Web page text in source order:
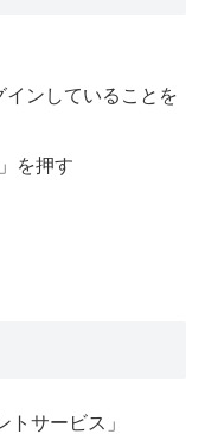
インしていることを
を押す
サービス」